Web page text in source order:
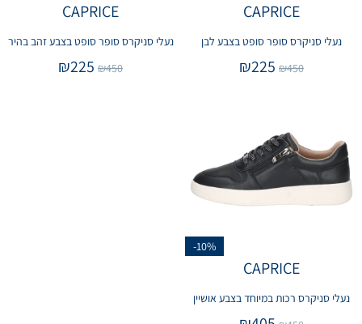
CAPRICE
נעלי סניקרס סופר סופט בצבע לבן
₪450
₪225
CAPRICE
נעלי סניקרס סופר סופט בצבע זהב בהיר
₪450
₪225
-10%
CAPRICE
נעלי סניקרס רכות במיוחד בצבע אושיין